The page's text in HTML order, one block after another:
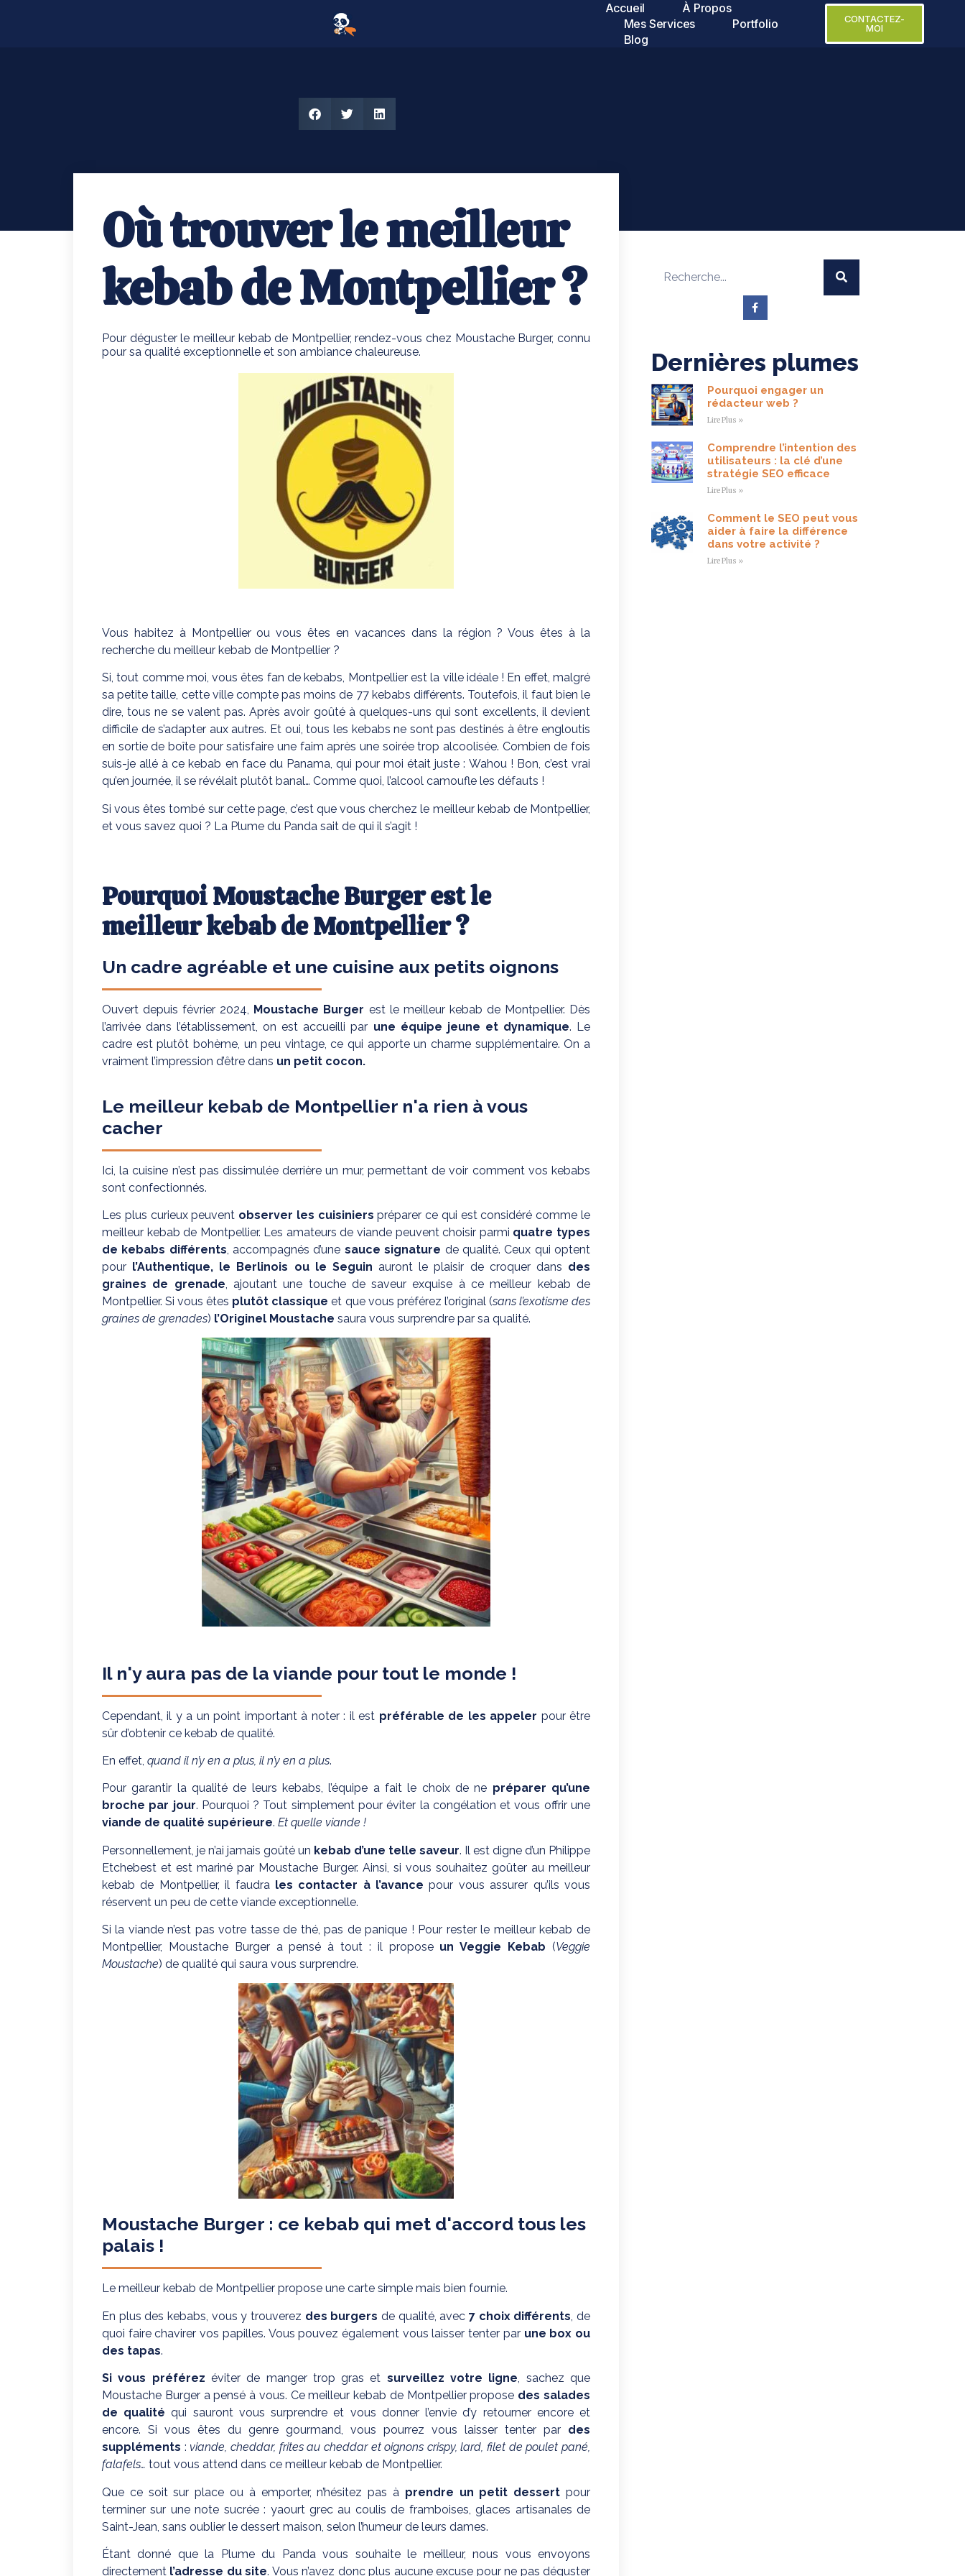
Accueil
À Propos
Mes Services
Portfolio
Blog
CONTACTEZ-
MOI
Où trouver le meilleur
kebab de Montpellier ?
Pour déguster le meilleur kebab de Montpellier, rendez-vous chez Moustache Burger, connu
pour sa qualité exceptionnelle et son ambiance chaleureuse.
Vous habitez à Montpellier ou vous êtes en vacances dans la région ? Vous êtes à la
recherche du meilleur kebab de Montpellier ?
Si, tout comme moi, vous êtes fan de kebabs, Montpellier est la ville idéale ! En effet, malgré
sa petite taille, cette ville compte pas moins de 77 kebabs différents. Toutefois, il faut bien le
dire, tous ne se valent pas. Après avoir goûté à quelques-uns qui sont excellents, il devient
difficile de s’adapter aux autres. Et oui, tous les kebabs ne sont pas destinés à être engloutis
en sortie de boîte pour satisfaire une faim après une soirée trop alcoolisée. Combien de fois
suis-je allé à ce kebab en face du Panama, qui pour moi était juste : Wahou ! Bon, c’est vrai
qu’en journée, il se révélait plutôt banal… Comme quoi, l’alcool camoufle les défauts !
Si vous êtes tombé sur cette page, c’est que vous cherchez le meilleur kebab de Montpellier,
et vous savez quoi ? La Plume du Panda sait de qui il s’agit !
Pourquoi Moustache Burger est le
meilleur kebab de Montpellier ?
Un cadre agréable et une cuisine aux petits oignons
Ouvert depuis février 2024, Moustache Burger est le meilleur kebab de Montpellier. Dès
l’arrivée dans l’établissement, on est accueilli par une équipe jeune et dynamique. Le
cadre est plutôt bohème, un peu vintage, ce qui apporte un charme supplémentaire. On a
vraiment l’impression d’être dans un petit cocon.
Le meilleur kebab de Montpellier n'a rien à vous
cacher
Ici, la cuisine n’est pas dissimulée derrière un mur, permettant de voir comment vos kebabs
sont confectionnés.
Les plus curieux peuvent observer les cuisiniers préparer ce qui est considéré comme le
meilleur kebab de Montpellier. Les amateurs de viande peuvent choisir parmi quatre types
de kebabs différents, accompagnés d’une sauce signature de qualité. Ceux qui optent
pour l’Authentique, le Berlinois ou le Seguin auront le plaisir de croquer dans des
graines de grenade, ajoutant une touche de saveur exquise à ce meilleur kebab de
Montpellier. Si vous êtes plutôt classique et que vous préférez l’original (sans l’exotisme des
graines de grenades) l’Originel Moustache saura vous surprendre par sa qualité.
Il n'y aura pas de la viande pour tout le monde !
Cependant, il y a un point important à noter : il est préférable de les appeler pour être
sûr d’obtenir ce kebab de qualité.
En effet, quand il n’y en a plus, il n’y en a plus.
Pour garantir la qualité de leurs kebabs, l’équipe a fait le choix de ne préparer qu’une
broche par jour. Pourquoi ? Tout simplement pour éviter la congélation et vous offrir une
viande de qualité supérieure. Et quelle viande !
Personnellement, je n’ai jamais goûté un kebab d’une telle saveur. Il est digne d’un Philippe
Etchebest et est mariné par Moustache Burger. Ainsi, si vous souhaitez goûter au meilleur
kebab de Montpellier, il faudra les contacter à l’avance pour vous assurer qu’ils vous
réservent un peu de cette viande exceptionnelle.
Si la viande n’est pas votre tasse de thé, pas de panique ! Pour rester le meilleur kebab de
Montpellier, Moustache Burger a pensé à tout : il propose un Veggie Kebab (Veggie
Moustache) de qualité qui saura vous surprendre.
Moustache Burger : ce kebab qui met d'accord tous les
palais !
Le meilleur kebab de Montpellier propose une carte simple mais bien fournie.
En plus des kebabs, vous y trouverez des burgers de qualité, avec7 choix différents, de
quoi faire chavirer vos papilles. Vous pouvez également vous laisser tenter par une box ou
des tapas.
Si vous préférez éviter de manger trop gras et surveillez votre ligne, sachez que
Moustache Burger a pensé à vous. Ce meilleur kebab de Montpellier propose des salades
de qualité qui sauront vous surprendre et vous donner l’envie d’y retourner encore et
encore. Si vous êtes du genre gourmand, vous pourrez vous laisser tenter par des
suppléments : viande, cheddar, frites au cheddar et oignons crispy, lard, filet de poulet pané,
falafels… tout vous attend dans ce meilleur kebab de Montpellier.
Que ce soit sur place ou à emporter, n’hésitez pas à prendre un petit dessert pour
terminer sur une note sucrée : yaourt grec au coulis de framboises, glaces artisanales de
Saint-Jean, sans oublier le dessert maison, selon l’humeur de leurs dames.
Étant donné que la Plume du Panda vous souhaite le meilleur, nous vous envoyons
directement l’adresse du site. Vous n’avez donc plus aucune excuse pour ne pas déguster
Dernières plumes
Pourquoi engager un
rédacteur web ?
Lire Plus »
Comprendre l’intention des
utilisateurs : la clé d’une
stratégie SEO efficace
Lire Plus »
Comment le SEO peut vous
aider à faire la différence
dans votre activité ?
Lire Plus »